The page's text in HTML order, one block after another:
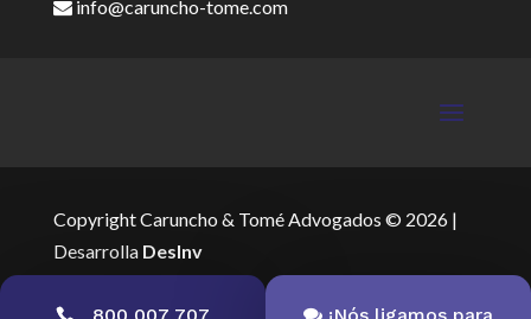
info@caruncho-tome.com
Copyright Caruncho & Tomé Advogados © 2026 |
DesarrollaDesInv